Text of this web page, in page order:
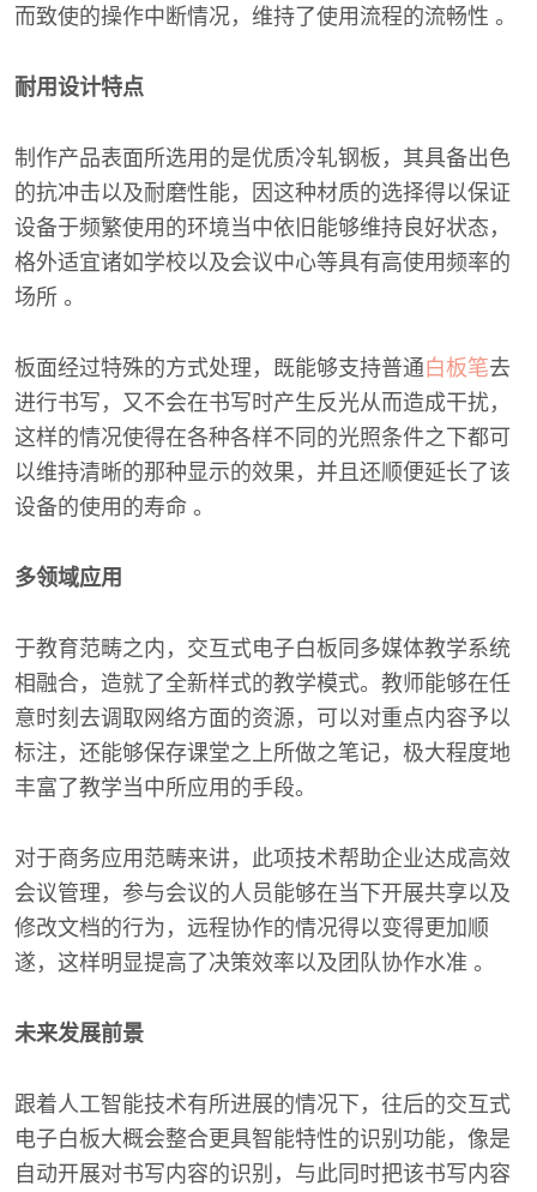
而致使的操作中断情况，维持了使用流程的流畅性 。
耐用设计特点
制作产品表面所选用的是优质冷轧钢板，其具备出色
的抗冲击以及耐磨性能，因这种材质的选择得以保证
设备于频繁使用的环境当中依旧能够维持良好状态，
格外适宜诸如学校以及会议中心等具有高使用频率的
场所 。
板面经过特殊的方式处理，既能够支持普通白板笔去
进行书写，又不会在书写时产生反光从而造成干扰，
这样的情况使得在各种各样不同的光照条件之下都可
以维持清晰的那种显示的效果，并且还顺便延长了该
设备的使用的寿命 。
多领域应用
于教育范畴之内，交互式电子白板同多媒体教学系统
相融合，造就了全新样式的教学模式。教师能够在任
意时刻去调取网络方面的资源，可以对重点内容予以
标注，还能够保存课堂之上所做之笔记，极大程度地
丰富了教学当中所应用的手段。
对于商务应用范畴来讲，此项技术帮助企业达成高效
会议管理，参与会议的人员能够在当下开展共享以及
修改文档的行为，远程协作的情况得以变得更加顺
遂，这样明显提高了决策效率以及团队协作水准 。
未来发展前景
跟着人工智能技术有所进展的情况下，往后的交互式
电子白板大概会整合更具智能特性的识别功能，像是
自动开展对书写内容的识别，与此同时把该书写内容